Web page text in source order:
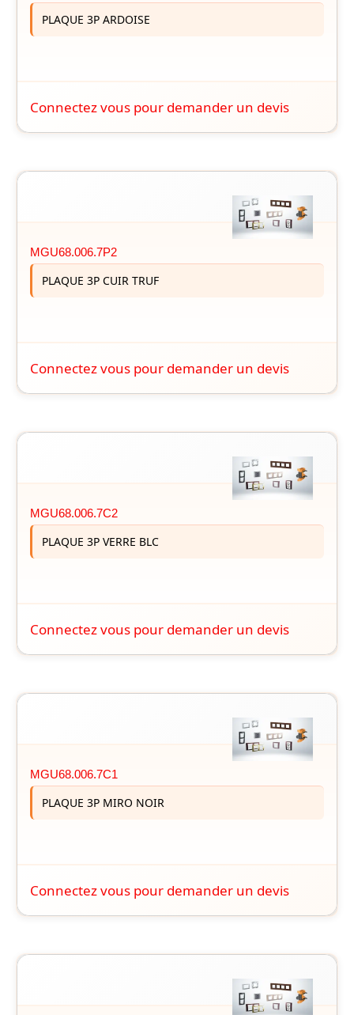
PLAQUE 3P ARDOISE
Connectez vous pour demander un devis
MGU68.006.7P2
PLAQUE 3P CUIR TRUF
Connectez vous pour demander un devis
MGU68.006.7C2
PLAQUE 3P VERRE BLC
Connectez vous pour demander un devis
MGU68.006.7C1
PLAQUE 3P MIRO NOIR
Connectez vous pour demander un devis